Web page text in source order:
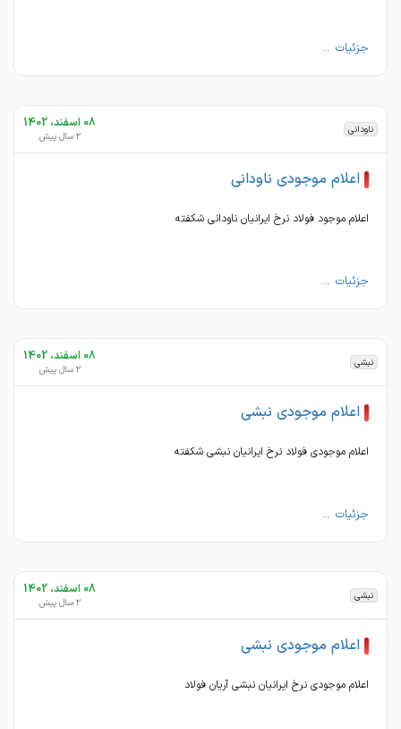
جزئیات ...
ناودانی 08 اسفند، 1402
2 سال پیش
اعلام موجودی ناودانی
اعلام موجود فولاد نرخ ایرانیان ناودانی شکفته
جزئیات ...
نبشی 08 اسفند، 1402
2 سال پیش
اعلام موجودی نبشی
اعلام موجودی فولاد نرخ ایرانیان نبشی شکفته
جزئیات ...
نبشی 08 اسفند، 1402
2 سال پیش
اعلام موجودی نبشی
اعلام موجودی نرخ ایرانیان نبشی آریان فولاد